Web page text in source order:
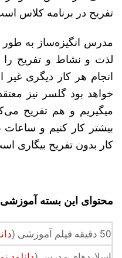
تفریح در برنامه کلاس
مدرس انگیزه‌ساز به طور
لذت و نشاط و تفریح را
انجام هر کار دیگری غیر
خواهد بود گلسر نیز
میگیریم و هم تفریح
بیشتر کار کنیم و ساعات
کار بدون تفریح بیگاری
محتوای این بسته
50 دقیقه فیلم آموزشی (